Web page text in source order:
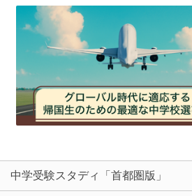
中学受験スタディ「首都圏版」